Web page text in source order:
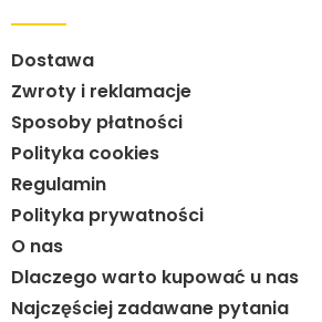
Dostawa
Zwroty i reklamacje
Sposoby płatności
Polityka cookies
Regulamin
Polityka prywatności
O nas
Dlaczego warto kupować u nas
Najczęściej zadawane pytania